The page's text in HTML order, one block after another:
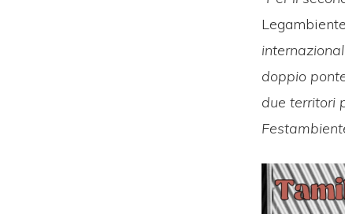
doppio
due territori